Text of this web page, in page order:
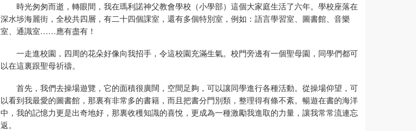
時光匆匆而逝，轉眼間，我在瑪利諾神父教會學校（小學部）這個大家庭生活了六年。學校座落在
深水埗海麗街，全校共四層，有二十四個課室，還有多個特別室，例如：語言學習室、圖書館、音樂
室、通識室……應有盡有！
一走進校園，四周的花朵好像向我招手，令這校園充滿生氣。校門旁邊有一個聖母園，同學們都可
以在這裏跟聖母祈禱。
首先，我們去操場遊覽，它的面積很廣闊，空間足夠，可以讓同學進行各種活動。從操場仰望，可
以看到我最愛的圖書館，那裏有非常多的書籍，而且把書分門別類，整理得有條不紊。暢遊在書的海洋
中，我的記憶力更是出奇地好，那裏收穫知識的喜悅，更成為一種激勵我進取的力量，讓我常常流連忘
返。